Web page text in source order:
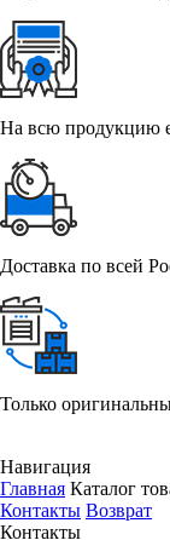
На всю продукцию
Доставка по всей
Только
Навигация
Главная Каталог
Контакты Возврат
Контакты